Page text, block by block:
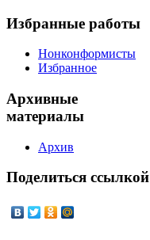
Избранные работы
Нонконформисты
Избранное
Архивные
материалы
Архив
Поделиться ссылкой